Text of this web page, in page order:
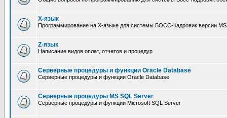
X-язык
Программирование на X-языке для системы БОСС-Кадровик версии
Z-язык
Написание видов оплат, отчетов и процедур
Серверные процедуры и функции Oracle Database
Серверные процедуры и функции Oracle Database
Серверные процедуры MS SQL Server
Серверные процедуры и функции Microsoft SQL Server